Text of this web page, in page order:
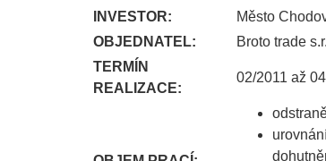
INVESTOR:
Město
OBJEDNATEL:
Broto trade
TERMÍN
REALIZACE:
02/2011 až